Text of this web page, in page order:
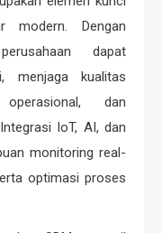
modern. Dengan
dapat
menjaga kualitas
dan
IoT, AI, dan
monitoring real-
optimasi proses